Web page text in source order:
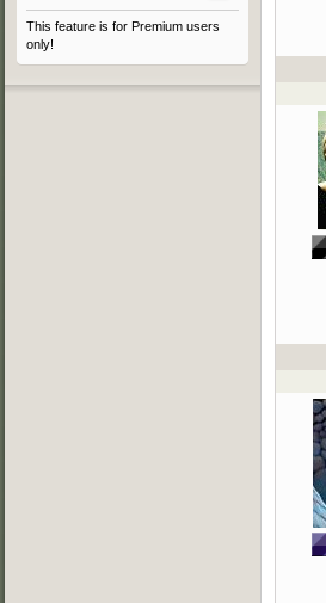
This feature is for Premium users
only!